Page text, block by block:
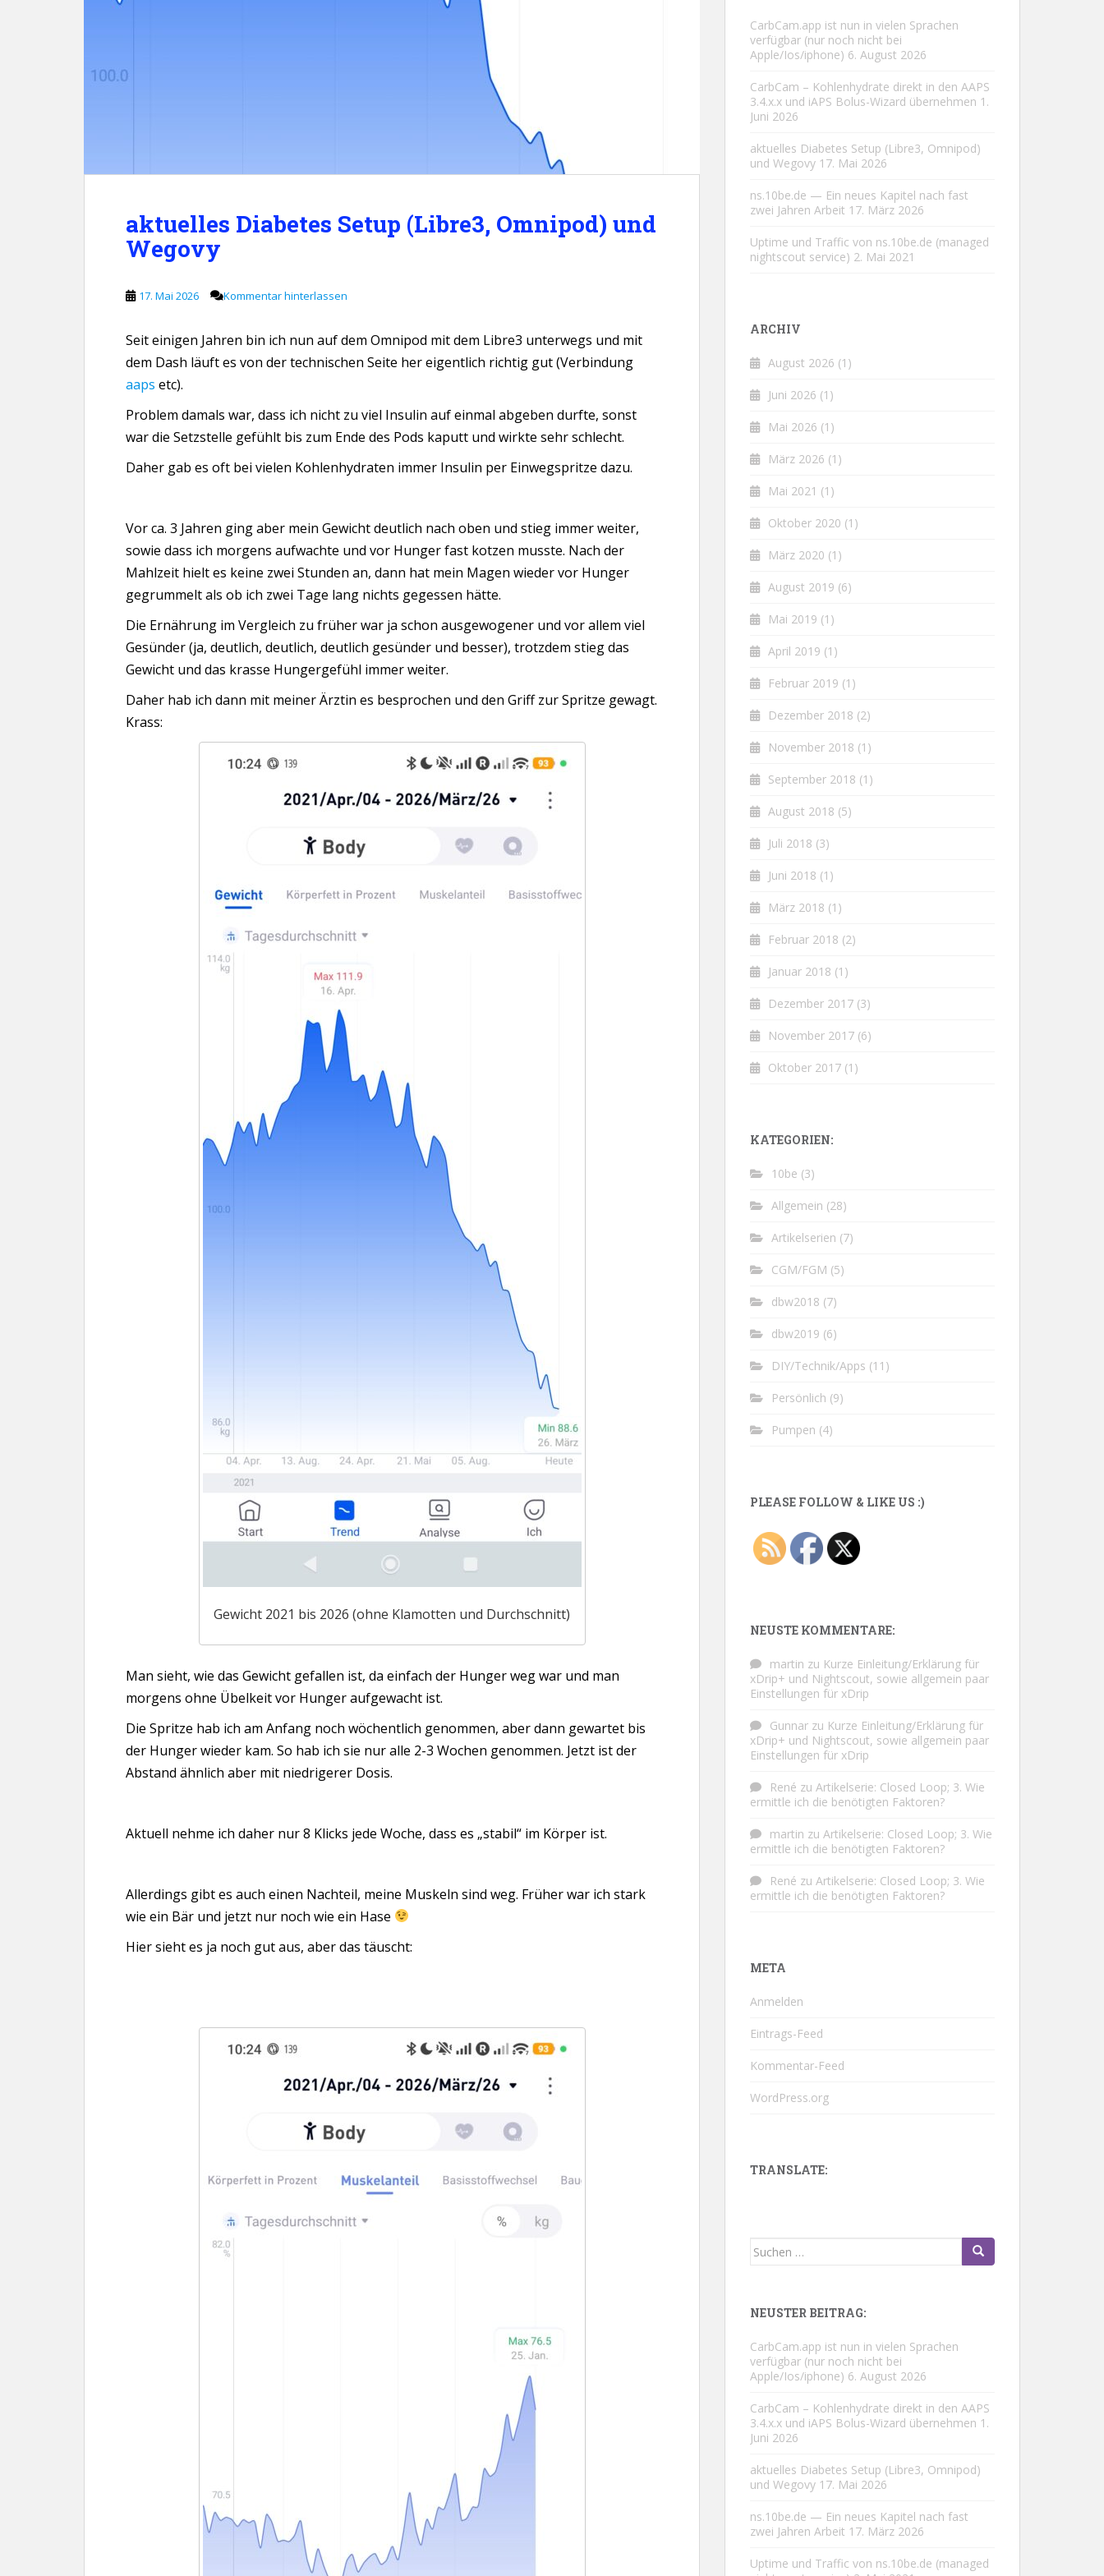
aktuelles Diabetes Setup (Libre3, Omnipod) und
Wegovy
17. Mai 2026 Kommentar hinterlassen
Seit einigen Jahren bin ich nun auf dem Omnipod mit dem Libre3 unterwegs und mit
dem Dash läuft es von der technischen Seite her eigentlich richtig gut (Verbindung
aaps etc).
Problem damals war, dass ich nicht zu viel Insulin auf einmal abgeben durfte, sonst
war die Setzstelle gefühlt bis zum Ende des Pods kaputt und wirkte sehr schlecht.
Daher gab es oft bei vielen Kohlenhydraten immer Insulin per Einwegspritze dazu.
Vor ca. 3 Jahren ging aber mein Gewicht deutlich nach oben und stieg immer weiter,
sowie dass ich morgens aufwachte und vor Hunger fast kotzen musste. Nach der
Mahlzeit hielt es keine zwei Stunden an, dann hat mein Magen wieder vor Hunger
gegrummelt als ob ich zwei Tage lang nichts gegessen hätte.
Die Ernährung im Vergleich zu früher war ja schon ausgewogener und vor allem viel
Gesünder (ja, deutlich, deutlich, deutlich gesünder und besser), trotzdem stieg das
Gewicht und das krasse Hungergefühl immer weiter.
Daher hab ich dann mit meiner Ärztin es besprochen und den Griff zur Spritze gewagt.
Krass:
Gewicht 2021 bis 2026 (ohne Klamotten und Durchschnitt)
Man sieht, wie das Gewicht gefallen ist, da einfach der Hunger weg war und man
morgens ohne Übelkeit vor Hunger aufgewacht ist.
Die Spritze hab ich am Anfang noch wöchentlich genommen, aber dann gewartet bis
der Hunger wieder kam. So hab ich sie nur alle 2-3 Wochen genommen. Jetzt ist der
Abstand ähnlich aber mit niedrigerer Dosis.
Aktuell nehme ich daher nur 8 Klicks jede Woche, dass es „stabil“ im Körper ist.
Allerdings gibt es auch einen Nachteil, meine Muskeln sind weg. Früher war ich stark
wie ein Bär und jetzt nur noch wie ein Hase
Hier sieht es ja noch gut aus, aber das täuscht:
CarbCam.app ist nun in vielen Sprachen
verfügbar (nur noch nicht bei
Apple/Ios/iphone) 6. August 2026
CarbCam – Kohlenhydrate direkt in den AAPS
3.4.x.x und iAPS Bolus-Wizard übernehmen 1.
Juni 2026
aktuelles Diabetes Setup (Libre3, Omnipod)
und Wegovy 17. Mai 2026
ns.10be.de — Ein neues Kapitel nach fast
zwei Jahren Arbeit 17. März 2026
Uptime und Traffic von ns.10be.de (managed
nightscout service) 2. Mai 2021
ARCHIV
August 2026 (1)
Juni 2026 (1)
Mai 2026 (1)
März 2026 (1)
Mai 2021 (1)
Oktober 2020 (1)
März 2020 (1)
August 2019 (6)
Mai 2019 (1)
April 2019 (1)
Februar 2019 (1)
Dezember 2018 (2)
November 2018 (1)
September 2018 (1)
August 2018 (5)
Juli 2018 (3)
Juni 2018 (1)
März 2018 (1)
Februar 2018 (2)
Januar 2018 (1)
Dezember 2017 (3)
November 2017 (6)
Oktober 2017 (1)
KATEGORIEN:
10be (3)
Allgemein (28)
Artikelserien (7)
CGM/FGM (5)
dbw2018 (7)
dbw2019 (6)
DIY/Technik/Apps (11)
Persönlich (9)
Pumpen (4)
PLEASE FOLLOW & LIKE US :)
NEUSTE KOMMENTARE:
martin zu Kurze Einleitung/Erklärung für
xDrip+ und Nightscout, sowie allgemein paar
Einstellungen für xDrip
Gunnar zu Kurze Einleitung/Erklärung für
xDrip+ und Nightscout, sowie allgemein paar
Einstellungen für xDrip
René zu Artikelserie: Closed Loop; 3. Wie
ermittle ich die benötigten Faktoren?
martin zu Artikelserie: Closed Loop; 3. Wie
ermittle ich die benötigten Faktoren?
René zu Artikelserie: Closed Loop; 3. Wie
ermittle ich die benötigten Faktoren?
META
Anmelden
Eintrags-Feed
Kommentar-Feed
WordPress.org
TRANSLATE:
Suchen
NEUSTER BEITRAG:
CarbCam.app ist nun in vielen Sprachen
verfügbar (nur noch nicht bei
Apple/Ios/iphone) 6. August 2026
CarbCam – Kohlenhydrate direkt in den AAPS
3.4.x.x und iAPS Bolus-Wizard übernehmen 1.
Juni 2026
aktuelles Diabetes Setup (Libre3, Omnipod)
und Wegovy 17. Mai 2026
ns.10be.de — Ein neues Kapitel nach fast
zwei Jahren Arbeit 17. März 2026
Uptime und Traffic von ns.10be.de (managed